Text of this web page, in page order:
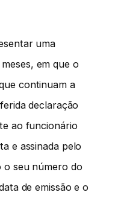
uma
em que o
continuam a
declaração
ao funcionário
e assinada pelo
o seu número do
de emissão e o